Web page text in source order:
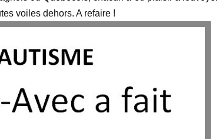
voiles dehors. A refaire !